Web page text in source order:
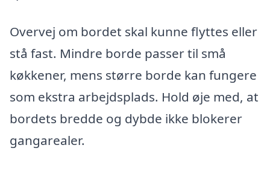
Overvej om bordet skal kunne flyttes eller
stå fast. Mindre borde passer til små
køkkener, mens større borde kan fungere
som ekstra arbejdsplads. Hold øje med, at
bordets bredde og dybde ikke blokerer
gangarealer.